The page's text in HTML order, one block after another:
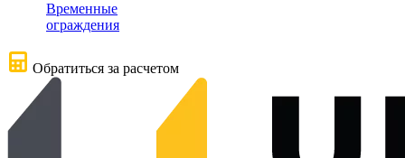
Временные
ограждения
Обратиться за расчетом